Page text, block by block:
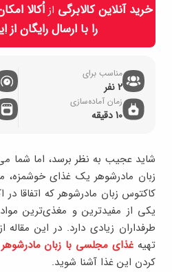
خرید آنلاین کالابرگی از اُکالا
را با ارسال رایگان از
مناسب برای
2 نفر
زمان آماده‌سازی
10 دقیقه
شاید عجیب به نظر برسد، اما شما
زبان مادرشوهر یک غذای
کاکتوس زبان مادرشوهر که اتفاقا
یکی از مفیدترین و مغذی‌ترین
طرفداران زیادی دارد. در این مقاله
تهیه غذای مجلسی با زبان مادرشوهر
کردن این غذا آشنا شوید.